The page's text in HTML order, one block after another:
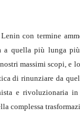
con termine
quella più lunga
massimi scopi, e
di rinunziare da
e
complessa